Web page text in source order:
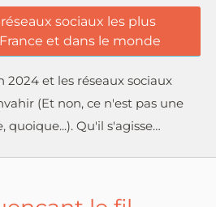
sociaux les plus
et dans le monde
2024 et les réseaux sociaux
(Et non, ce n'est pas une
quoique...). Qu'il s'agisse…